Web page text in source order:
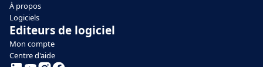
À propos
Logiciels
Editeurs de logiciel
Mon compte
Centre d'aide